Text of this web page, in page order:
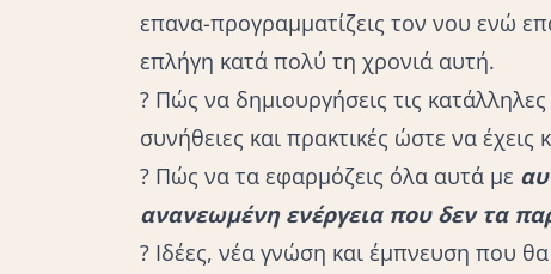
επανα-προγραμματίζεις τον νου ενώ
επλήγη κατά πολύ τη χρονιά αυτή.
? Πώς να δημιουργήσεις τις
συνήθειες και πρακτικές ώστε να
? Πώς να τα εφαρμόζεις όλα αυτά με
ανανεωμένη ενέργεια που δεν τα
? Ιδέες, νέα γνώση και έμπνευση που